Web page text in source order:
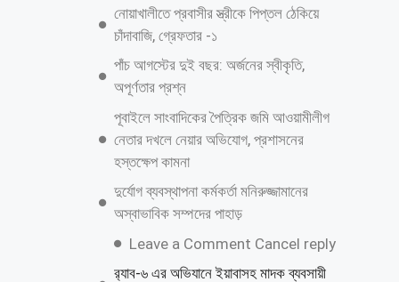
শাহজাদপুরে সংবাদ সংগ্রহকালে ‘সবুজ বাংলাদেশ
পত্রিকার সাংবাদিকের মোবাইল ছিনতাই ও
প্রাণনাশের হুমকি